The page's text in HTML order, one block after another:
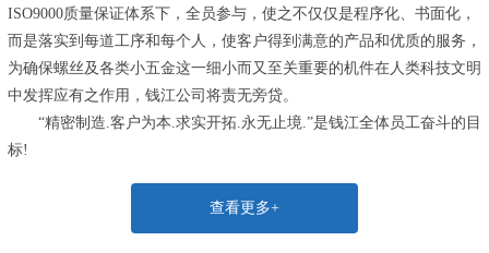
ISO9000质量保证体系下，全员参与，使之不仅仅是程序化、书面化，
而是落实到每道工序和每个人，使客户得到满意的产品和优质的服务，
为确保螺丝及各类小五金这一细小而又至关重要的机件在人类科技文明
中发挥应有之作用，钱江公司将责无旁贷。
“精密制造.客户为本.求实开拓.永无止境.”是钱江全体员工奋斗的目
标!
查看更多+